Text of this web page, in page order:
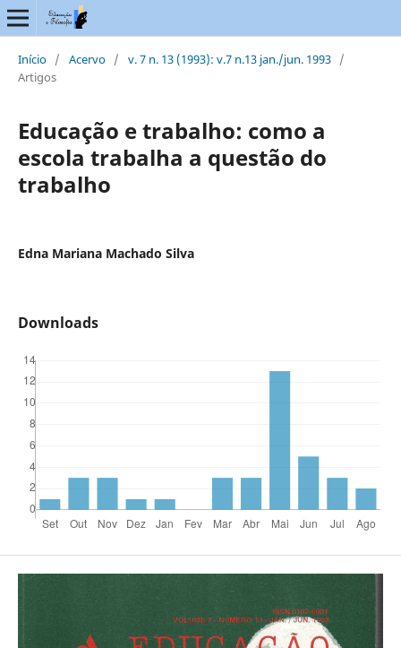
Início / Acervo / v. 7 n. 13 (1993): v.7 n.13 jan./jun. 1993 /
Artigos
Educação e trabalho: como a
escola trabalha a questão do
trabalho
Edna Mariana Machado Silva
Downloads